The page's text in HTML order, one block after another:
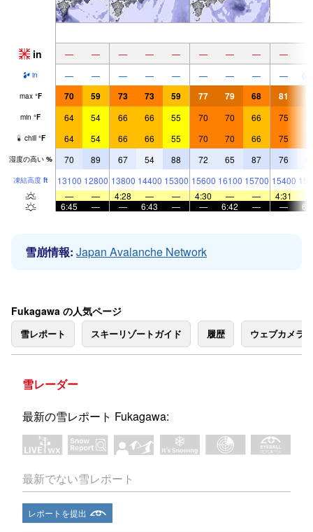
in — — — — — — — — —
in — — — — — — — — —
max °F 70 59 73 73 59 77 79 68 81
min °F 64 54 66 66 55 70 70 66 75
chill °F 64 54 66 66 55 70 70 66 75
湿度の高い % 70 89 67 54 88 72 65 87 76
凍結高度 ft 13100 12800 13800 14400 15300 15600 16100 15700 15400
—
— 4:28 — — 4:30 — — 4:31
6:45
— — 6:43 — — 6:42 — —
雪崩情報: Japan Avalanche Network
Fukagawa の人気ページ
雪レポート スキーリゾートガイド 履歴 ウェブカメラ
雪レーダー
最新の雪レポート Fukagawa:
最新でない雪レポート
レポートを提出